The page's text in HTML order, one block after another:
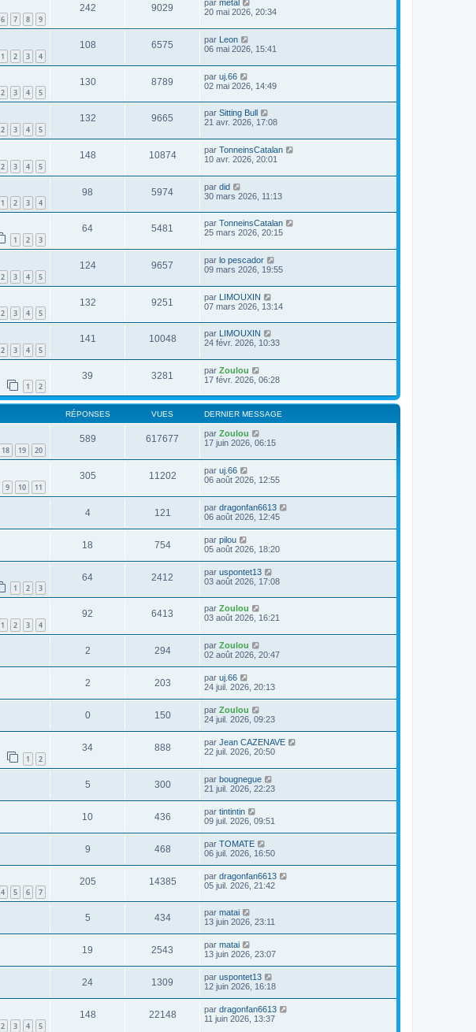
6 7 8 9
242 9029 par metal
20 mai 2026, 20:34
1 2 3 4
108 6575 par Leon
06 mai 2026, 15:41
2 3 4 5
130 8789 par uj.66
02 mai 2026, 14:49
2 3 4 5
132 9665 par Sitting Bull
21 avr. 2026, 17:08
2 3 4 5
148 10874 par TonneinsCatalan
10 avr. 2026, 20:01
1 2 3 4
98 5974 par did
30 mars 2026, 11:13
1 2 3
64 5481 par TonneinsCatalan
25 mars 2026, 20:15
2 3 4 5
124 9657 par lo pescador
09 mars 2026, 19:55
2 3 4 5
132 9251 par LIMOUXIN
07 mars 2026, 13:14
2 3 4 5
141 10048 par LIMOUXIN
24 févr. 2026, 10:33
1 2
39 3281 par Zoulou
17 févr. 2026, 06:28
RÉPONSES VUES DERNIER MESSAGE
18 19 20
589 617677 par Zoulou
17 juin 2026, 06:15
9 10 11
305 11202 par uj.66
06 août 2026, 12:55
4 121 par dragonfan6613
06 août 2026, 12:45
18 754 par pilou
05 août 2026, 18:20
1 2 3
64 2412 par uspontet13
03 août 2026, 17:08
1 2 3 4
92 6413 par Zoulou
03 août 2026, 16:21
2 294 par Zoulou
02 août 2026, 20:47
2 203 par uj.66
24 juil. 2026, 20:13
0 150 par Zoulou
24 juil. 2026, 09:23
1 2
34 888 par Jean CAZENAVE
22 juil. 2026, 20:50
5 300 par bougnegue
21 juil. 2026, 22:23
10 436 par tintintin
09 juil. 2026, 09:51
9 468 par TOMATE
06 juil. 2026, 16:50
4 5 6 7
205 14385 par dragonfan6613
05 juil. 2026, 21:42
5 434 par matai
13 juin 2026, 23:11
19 2543 par matai
13 juin 2026, 23:07
24 1309 par uspontet13
12 juin 2026, 16:18
2 3 4 5
148 22148 par dragonfan6613
11 juin 2026, 13:37